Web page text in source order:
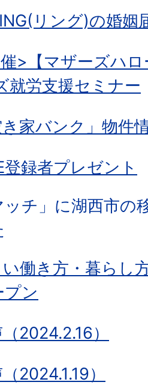
リング)の婚姻
>【マザーズハ
就労支援セミナー
き家バンク」物件
録者プレゼント
ッチ」に湖西市の
働き方・暮らし
ン
2024.2.16）
2024.1.19）